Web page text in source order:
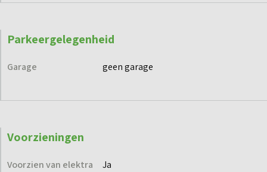
Parkeergelegenheid
Garage geen garage
Voorzieningen
Voorzien van elektra
Ja